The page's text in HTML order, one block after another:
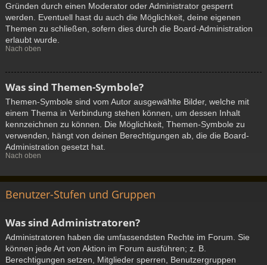
Gründen durch einen Moderator oder Administrator gesperrt
werden. Eventuell hast du auch die Möglichkeit, deine eigenen
Themen zu schließen, sofern dies durch die Board-Administration
erlaubt wurde.
Nach oben
Was sind Themen-Symbole?
Themen-Symbole sind vom Autor ausgewählte Bilder, welche mit
einem Thema in Verbindung stehen können, um dessen Inhalt
kennzeichnen zu können. Die Möglichkeit, Themen-Symbole zu
verwenden, hängt von deinen Berechtigungen ab, die die Board-
Administration gesetzt hat.
Nach oben
Benutzer-Stufen und Gruppen
Was sind Administratoren?
Administratoren haben die umfassendsten Rechte im Forum. Sie
können jede Art von Aktion im Forum ausführen; z. B.
Berechtigungen setzen, Mitglieder sperren, Benutzergruppen